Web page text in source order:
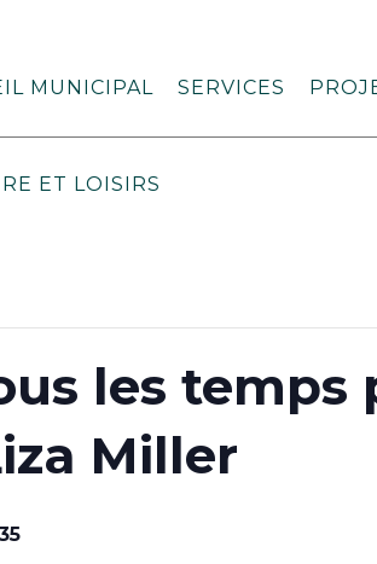
MUNICIPAL SERVICES
ET LOISIRS
les
Miller